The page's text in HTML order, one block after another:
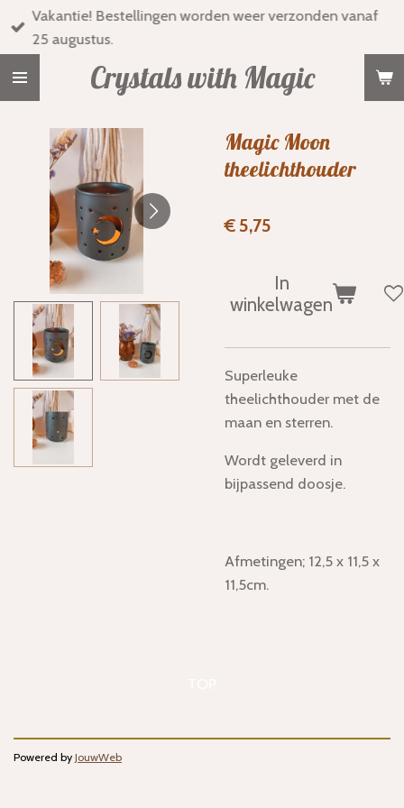
Ga
direct
Crystals with Magic
Vakantie! Bestellingen worden weer verzonden vanaf
25 augustus.
Magic Moon
theelichthouder
€ 5,75
In
winkelwagen
Superleuke
theelichthouder met de
maan en sterren.
Wordt geleverd in
bijpassend doosje.
Afmetingen; 12,5 x 11,5 x
11,5cm.
Powered by JouwWeb